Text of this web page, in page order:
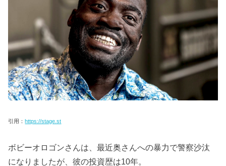
引用：https://stage.st
ボビーオロゴンさんは、最近奥さんへの暴力で警察沙汰
になりましたが、彼の投資歴は10年。